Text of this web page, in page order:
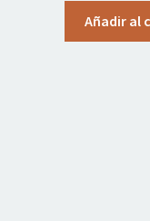
Añadir al